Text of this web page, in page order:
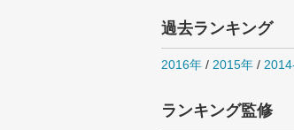
過去ランキング
2016年 / 2015年 /
ランキング監修